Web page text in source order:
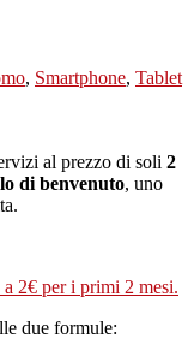
, Smartphone, Tablet
al prezzo di soli 2
di benvenuto, uno
2€ per i primi 2 mesi.
due formule: